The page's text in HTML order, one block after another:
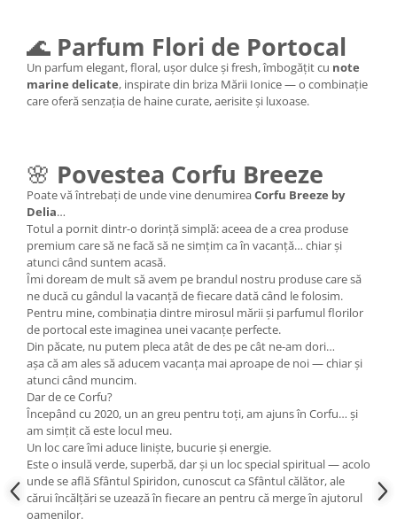
🌊 Parfum Flori de Portocal
Un parfum elegant, floral, ușor dulce și fresh, îmbogățit cu note
marine delicate, inspirate din briza Mării Ionice — o combinație
care oferă senzația de haine curate, aerisite și luxoase.
🌸 Povestea Corfu Breeze
Poate vă întrebați de unde vine denumireaCorfu Breeze by
Delia…
Totul a pornit dintr-o dorință simplă: aceea de a crea produse
premium care să ne facă să ne simțim ca în vacanță… chiar și
atunci când suntem acasă.
Îmi doream de mult să avem pe brandul nostru produse care să
ne ducă cu gândul la vacanță de fiecare dată când le folosim.
Pentru mine, combinația dintre mirosul mării și parfumul florilor
de portocal este imaginea unei vacanțe perfecte.
Din păcate, nu putem pleca atât de des pe cât ne-am dori…
așa că am ales să aducem vacanța mai aproape de noi — chiar și
atunci când muncim.
Dar de ce Corfu?
Începând cu 2020, un an greu pentru toți, am ajuns în Corfu… și
am simțit că este locul meu.
Un loc care îmi aduce liniște, bucurie și energie.
Este o insulă verde, superbă, dar și un loc special spiritual — acolo
unde se află Sfântul Spiridon, cunoscut ca Sfântul călător, ale
cărui încălțări se uzează în fiecare an pentru că merge în ajutorul
oamenilor.